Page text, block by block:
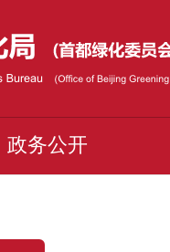
政务公开